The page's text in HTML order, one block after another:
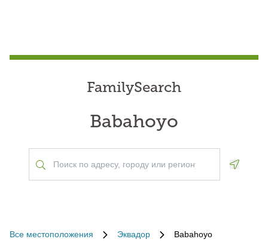
FamilySearch
Babahoyo
Все местоположения Эквадор Babahoyo